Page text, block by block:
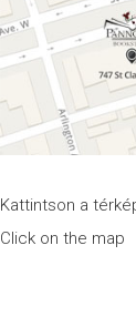
Kattintson a
Click on the map